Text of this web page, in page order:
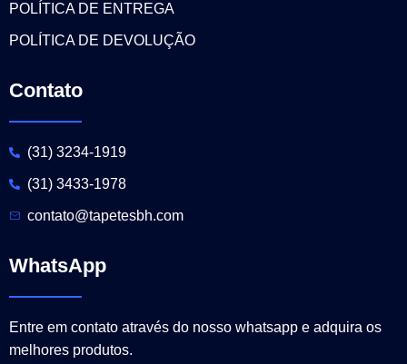
POLÍTICA DE ENTREGA
POLÍTICA DE DEVOLUÇÃO
Contato
(31) 3234-1919
(31) 3433-1978
contato@tapetesbh.com
WhatsApp
Entre em contato através do nosso whatsapp e adquira os
melhores produtos.